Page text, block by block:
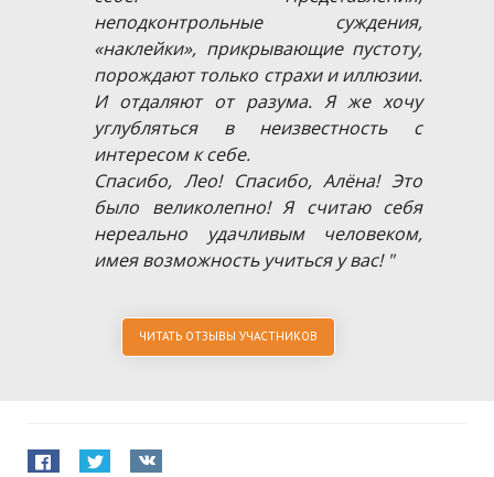
неподконтрольные суждения,
«наклейки», прикрывающие пустоту,
порождают только страхи и иллюзии.
И отдаляют от разума. Я же хочу
углубляться в неизвестность с
интересом к себе.
Спасибо, Лео! Спасибо, Алёна! Это
было великолепно! Я считаю себя
нереально удачливым человеком,
имея возможность учиться у вас! "
ЧИТАТЬ ОТЗЫВЫ УЧАСТНИКОВ